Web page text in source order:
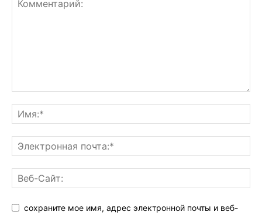
сохраните мое имя, адрес электронной почты и веб-